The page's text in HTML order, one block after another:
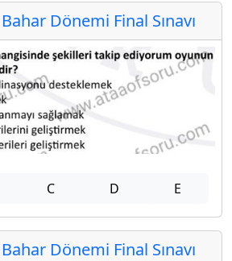
Dönemi Final Sınavı
C D E
Dönemi Final Sınavı